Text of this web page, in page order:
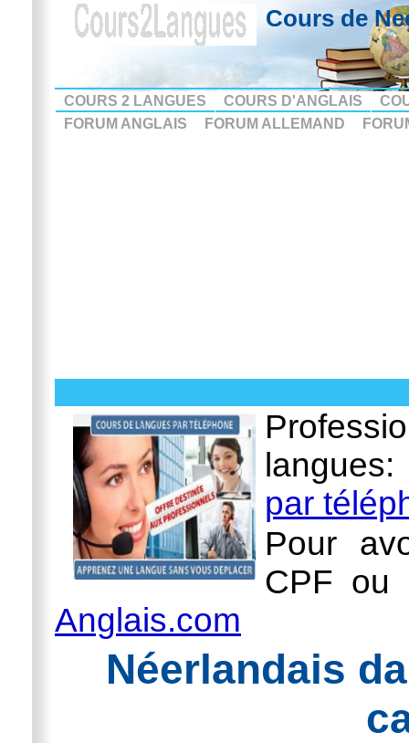
Cours de
COURS 2 LANGUES COURS D'ANGLAIS
FORUM ANGLAIS
FORUM ALLEMAND
par
Pour
CPF ou
Anglais.com
Néerlandais